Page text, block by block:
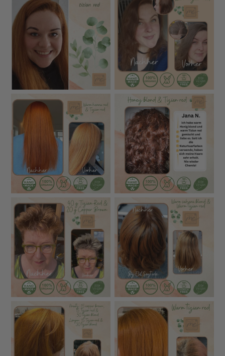
Warum Pflanzenhaarfarbe von THATS ME
ORGANIC so besonders ist
Unsere Bio-Pflanzenhaarfarben gehören zu den
reinsten und hochwertigsten am Markt – entwickelt für
Menschen, die kompromisslose Profi-Qualität für ihre
Haare und ihre Gesundheit möchten.
100 % Bio-zertifizierte Inhaltsstoffe – ohne
synthetische Farbpigmente oder Zusätze
Ultra-feine Vermahlung
(puderfein) für intensivere
Farbe, bessere Haftung und besonders leichtes
Auftragen
Keine Vorpigmentierung nötig– auch graues Haar
kann direkt gefärbt werden
Maximale Sicherheit: Jede Zutat wird auf
Schwermetalle, Pestizide und Mikrobiologie geprüft
Lebensmittelstandard-Qualität – alle Rohstoffe
analysiert und rückverfolgbar
Keine Kräutermischungen
, die häufig Allergien
auslösen können
Dezenter Geruch– viele Kundinnen berichten, dass
sie keine Kopfschmerzen bekommen
Hergestellt in Deutschland
– in eigener Produktion
📌Für gesunde Farben, sichtbar gepflegtes Haar und
ein rundum sicheres Gefühl.
🧪 Vergleich – Das macht unsere